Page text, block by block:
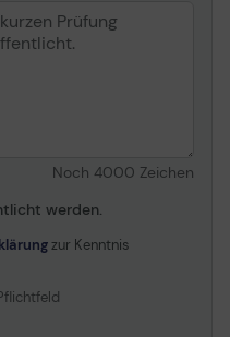
Noch 4000 Zeichen
werden.
zur Kenntnis